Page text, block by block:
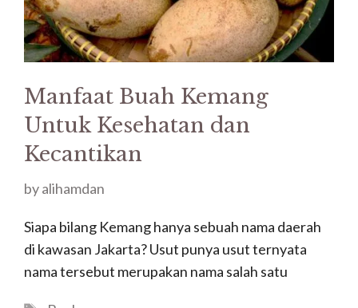
Manfaat Buah Kemang
Untuk Kesehatan dan
Kecantikan
byalihamdan
Siapa bilang Kemang hanya sebuah nama daerah
di kawasan Jakarta? Usut punya usut ternyata
nama tersebut merupakan nama salah satu